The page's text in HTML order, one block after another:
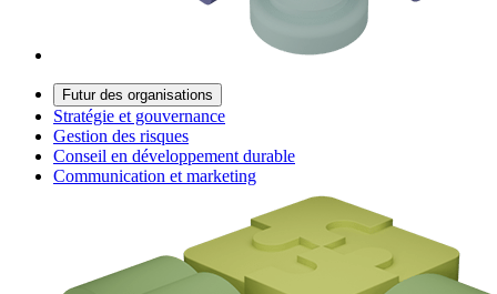
Futur des organisations
Stratégie et gouvernance
Gestion des risques
Conseil en développement durable
Communication et marketing